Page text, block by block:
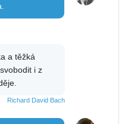
a těžká
i z
Richard David Bach